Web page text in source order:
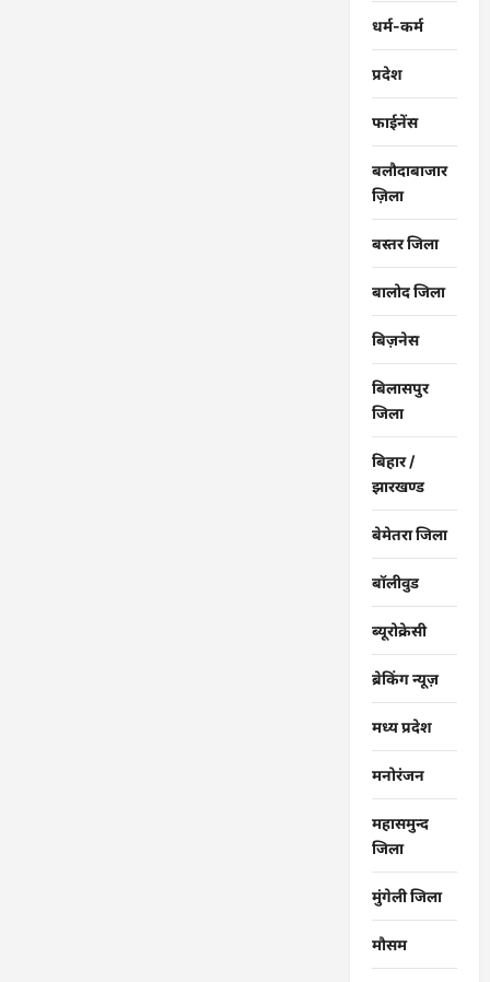
धर्म-कर्म
प्रदेश
फाईनेंस
बलौदाबाजार
ज़िला
बस्तर जिला
बालोद जिला
बिज़नेस
बिलासपुर
जिला
बिहार /
झारखण्ड
बेमेतरा जिला
बॉलीवुड
ब्यूरोक्रेसी
ब्रेकिंग न्यूज़
मध्य प्रदेश
मनोरंजन
महासमुन्द
जिला
मुंगेली जिला
मौसम